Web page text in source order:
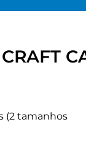
(2 tamanhos